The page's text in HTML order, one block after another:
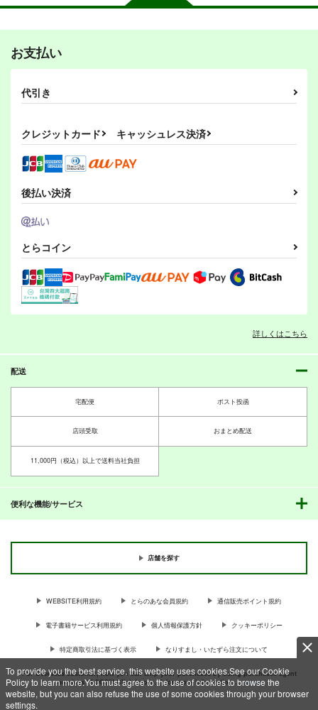
To provide you the best service, this website uses cookies.See our Cookie
Policy to learn more.You must agree to the use of cookies to browse the
website, but you can also refuse the use of some cookies through your browser
settings.
お支払い
代引き
クレジットカード キャッシュレス決済
後払い決済
とらコイン
詳しくはこちら
配送
宅配便 ポスト投函
店頭受取 おまとめ配送
11,000円（税込）以上で送料当社負担
便利な機能/サービス
店舗を探す
WEBSITE利用規約 とらのあな会員規約 通信販売ポイント規約
電子書籍サービス利用規約 個人情報保護方針 クッキーポリシー
特定商取引法に基づく表示 なりすまし・いたずら注文について
For Overseas customer, now you can ship your purchases by using purchases agent
services “AOCS”! Click {more…} for more information …more